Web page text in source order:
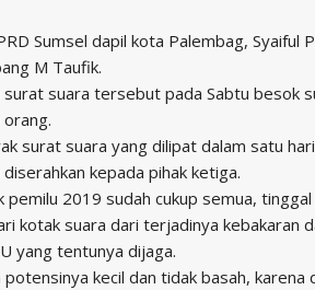
Sumsel dapil kota Palembag, Syaiful
M Taufik.
suara tersebut pada Sabtu besok
surat suara yang dilipat dalam satu
kepada pihak ketiga.
pemilu 2019 sudah cukup semua,
kotak suara dari terjadinya
yang tentunya dijaga.
potensinya kecil dan tidak basah,